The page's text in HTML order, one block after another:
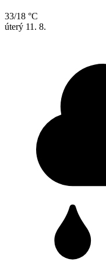
33/18 °C
úterý 11. 8.